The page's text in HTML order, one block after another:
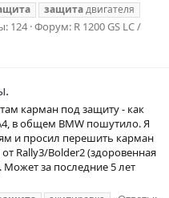
защитадвигателя
124 Форум: R 1200 GS LC /
карман под защиту - как
в общем BMW пошутило. Я
и просил перешить карман
Rally3/Bolder2 (здоровенная
Может за последние 5 лет